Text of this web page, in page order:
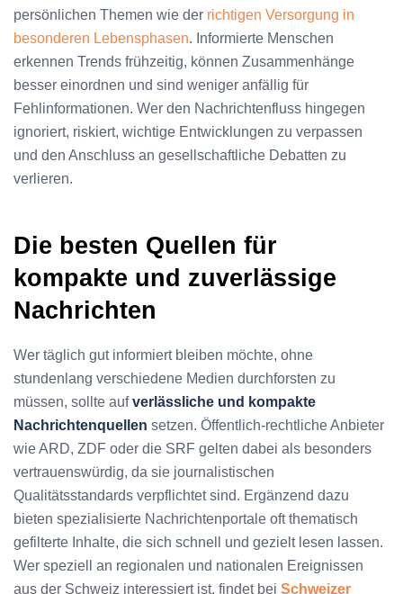
persönlichen Themen wie der richtigen Versorgung in
besonderen Lebensphasen. Informierte Menschen
erkennen Trends frühzeitig, können Zusammenhänge
besser einordnen und sind weniger anfällig für
Fehlinformationen. Wer den Nachrichtenfluss hingegen
ignoriert, riskiert, wichtige Entwicklungen zu verpassen
und den Anschluss an gesellschaftliche Debatten zu
verlieren.
Die besten Quellen für
kompakte und zuverlässige
Nachrichten
Wer täglich gut informiert bleiben möchte, ohne
stundenlang verschiedene Medien durchforsten zu
müssen, sollte aufverlässliche und kompakte
Nachrichtenquellen setzen. Öffentlich-rechtliche Anbieter
wie ARD, ZDF oder die SRF gelten dabei als besonders
vertrauenswürdig, da sie journalistischen
Qualitätsstandards verpflichtet sind. Ergänzend dazu
bieten spezialisierte Nachrichtenportale oft thematisch
gefilterte Inhalte, die sich schnell und gezielt lesen lassen.
Wer speziell an regionalen und nationalen Ereignissen
aus der Schweiz interessiert ist, findet bei Schweizer